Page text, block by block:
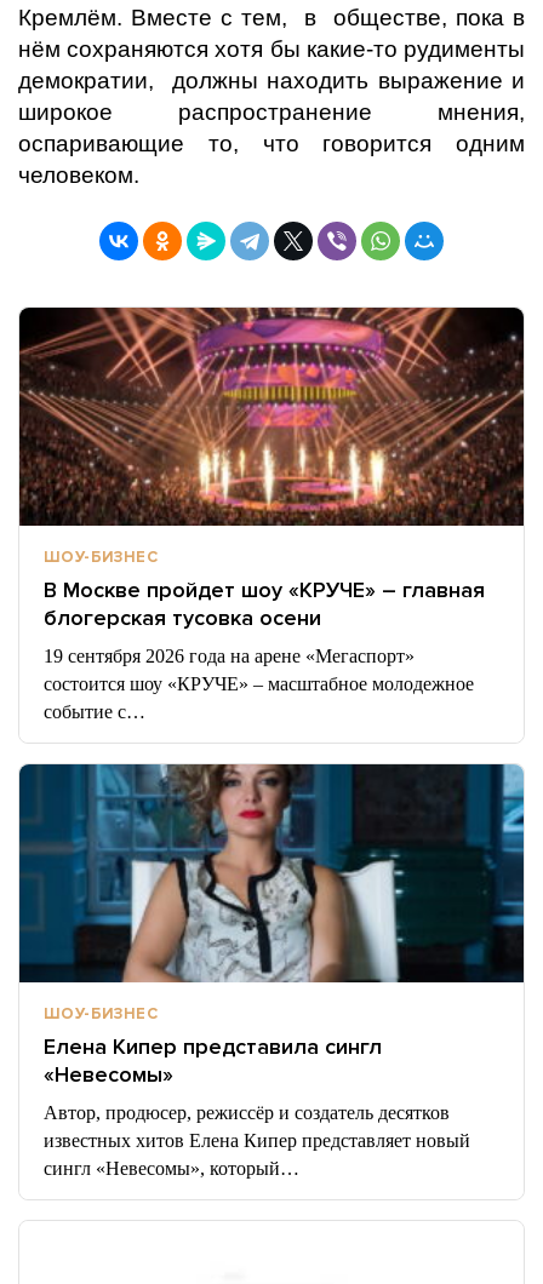
Кремлём. Вместе с тем, в обществе, пока в
нём сохраняются хотя бы какие-то рудименты
демократии, должны находить выражение и
широкое распространение мнения,
оспаривающие то, что говорится одним
человеком.
ШОУ-БИЗНЕС
В Москве пройдет шоу «КРУЧЕ» – главная
блогерская тусовка осени
19 сентября 2026 года на арене «Мегаспорт»
состоится шоу «КРУЧЕ» – масштабное молодежное
событие с…
ШОУ-БИЗНЕС
Елена Кипер представила сингл
«Невесомы»
Автор, продюсер, режиссёр и создатель десятков
известных хитов Елена Кипер представляет новый
сингл «Невесомы», который…